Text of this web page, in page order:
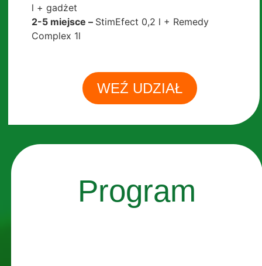
l + gadżet
2-5 miejsce – StimEfect 0,2 l + Remedy
Complex 1l
WEŹ UDZIAŁ
Program